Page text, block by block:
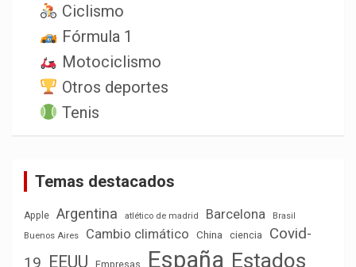
Ciclismo
Fórmula 1
Motociclismo
Otros deportes
Tenis
Temas destacados
Apple Argentina atlético de madrid Barcelona
Brasil
Buenos Aires
Cambio climático China ciencia
Covid-
19 EEUU Empresas España Estados